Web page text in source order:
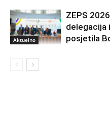
Aktuelno
ZEPS
delegacija
posjetila